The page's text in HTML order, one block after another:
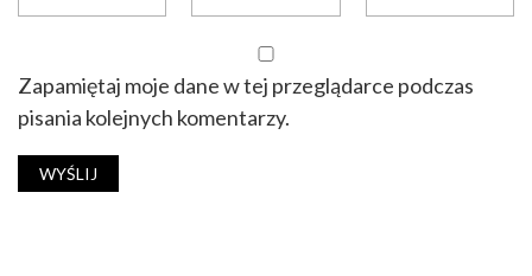
Zapamiętaj moje dane w tej przeglądarce podczas
pisania kolejnych komentarzy.